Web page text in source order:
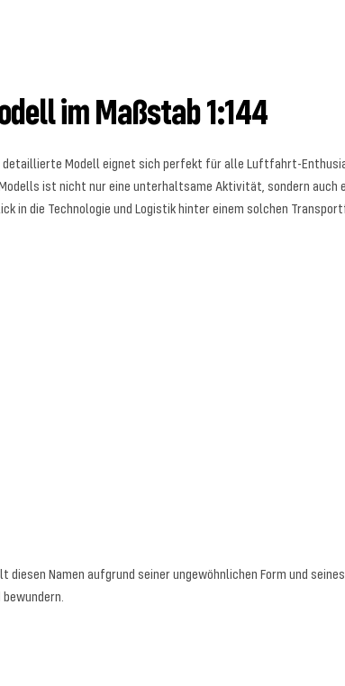
im Maßstab 1:144
detaillierte Modell eignet sich perfekt für alle Luftfahrt-
ist nicht nur eine unterhaltsame Aktivität, sondern auch
in die Technologie und Logistik hinter einem solchen
Namen aufgrund seiner ungewöhnlichen Form und